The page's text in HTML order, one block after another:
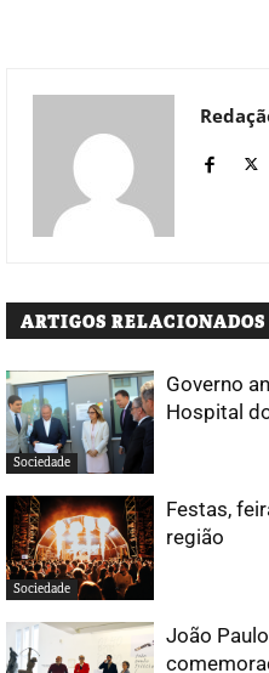
ARTIGOS RELACIONADOS
Sociedade
Governo
Hospital
Sociedade
Festas,
região
João